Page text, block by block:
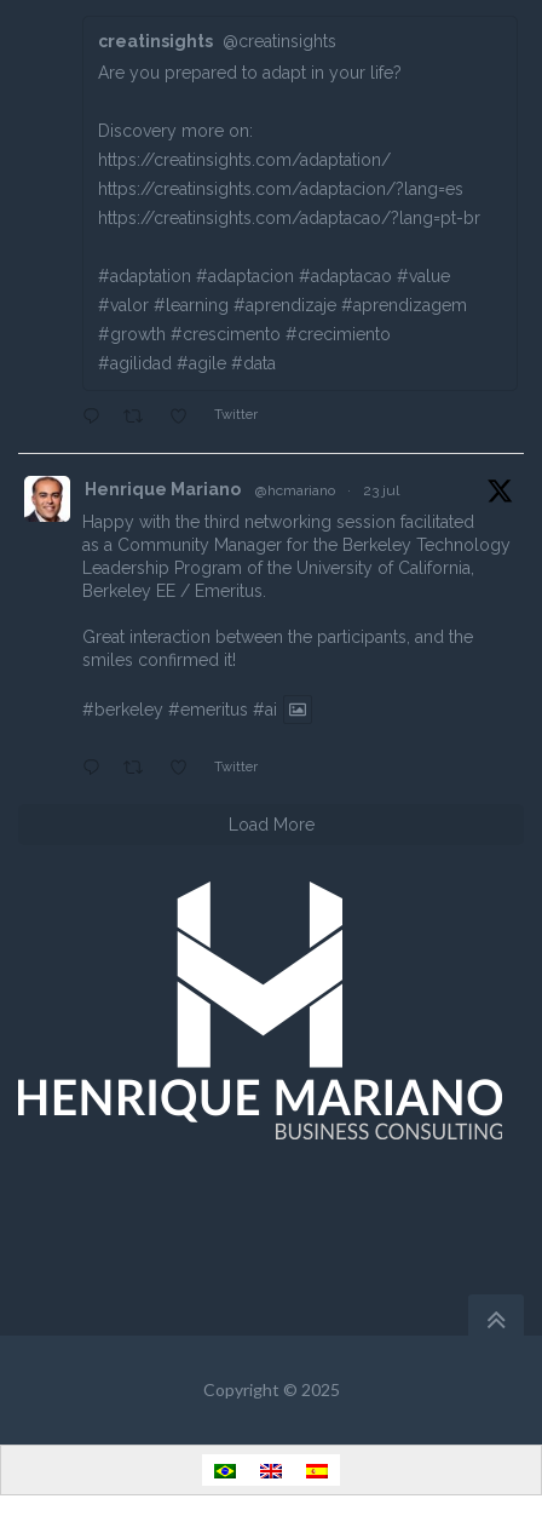
creatinsights @creatinsights
Are you prepared to adapt in your life?
Discovery more on:
https://creatinsights.com/adaptation/
https://creatinsights.com/adaptacion/?lang=es
https://creatinsights.com/adaptacao/?lang=pt-br
#adaptation #adaptacion #adaptacao #value
#valor #learning #aprendizaje #aprendizagem
#growth #crescimento #crecimiento
#agilidad #agile #data
Twitter
Henrique Mariano @hcmariano · 23 jul
Happy with the third networking session facilitated
as a Community Manager for the Berkeley Technology
Leadership Program of the University of California,
Berkeley EE / Emeritus.
Great interaction between the participants, and the
smiles confirmed it!
#berkeley #emeritus #ai
Twitter
Load More
Copyright © 2025